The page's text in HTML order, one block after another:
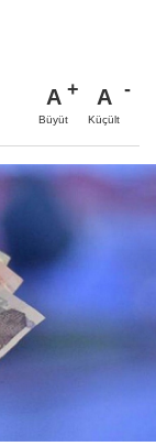
A
Büyüt
A
Küçült